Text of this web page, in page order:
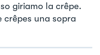
giriamo la crêpe.
una sopra